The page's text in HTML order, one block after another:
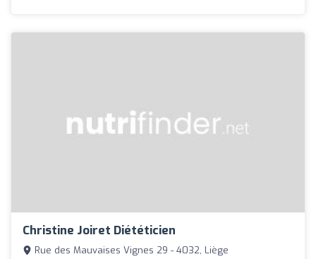
Christine Joiret Diététicien
Rue des Mauvaises Vignes 29 - 4032, Liège